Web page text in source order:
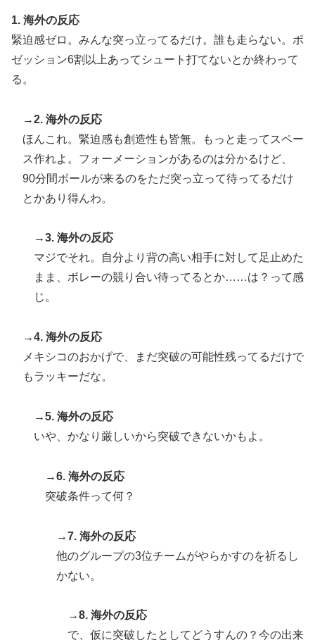
1. 海外の反応
緊迫感ゼロ。みんな突っ立ってるだけ。誰も走らない。ポ
ゼッション6割以上あってシュート打てないとか終わって
る。
→2. 海外の反応
ほんこれ。緊迫感も創造性も皆無。もっと走ってスペー
ス作れよ。フォーメーションがあるのは分かるけど、
90分間ボールが来るのをただ突っ立って待ってるだけ
とかあり得んわ。
→3. 海外の反応
マジでそれ。自分より背の高い相手に対して足止めた
まま、ボレーの競り合い待ってるとか……は？って感
じ。
→4. 海外の反応
メキシコのおかげで、まだ突破の可能性残ってるだけで
もラッキーだな。
→5. 海外の反応
いや、かなり厳しいから突破できないかもよ。
→6. 海外の反応
突破条件って何？
→7. 海外の反応
他のグループの3位チームがやらかすのを祈るし
かない。
→8. 海外の反応
で、仮に突破したとしてどうすんの？今の出来